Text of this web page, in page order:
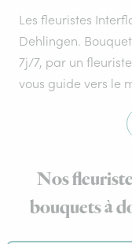
Les fleuristes
Dehlingen.
7j/7, par un
vous guide vers le
Nos
bouquets à